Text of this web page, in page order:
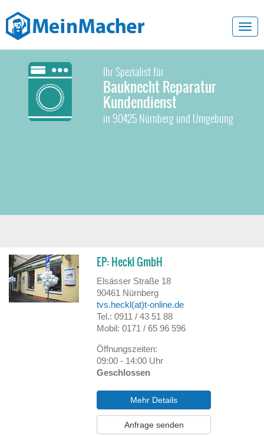
Ihr Spezialist für
Bauknecht Reparatur
Kundendienst
in 90425 Nürnberg und Umgebung
EP: Heckl GmbH
Elsässer Straße 18
90461 Nürnberg
tvs.heckl(at)t-online.de
Tel.: 0911 / 43 51 88
Mobil: 0171 / 65 96 596
Öffnungszeiten:
09:00 - 14:00 Uhr
Geschlossen
Mehr Details
Anfrage senden